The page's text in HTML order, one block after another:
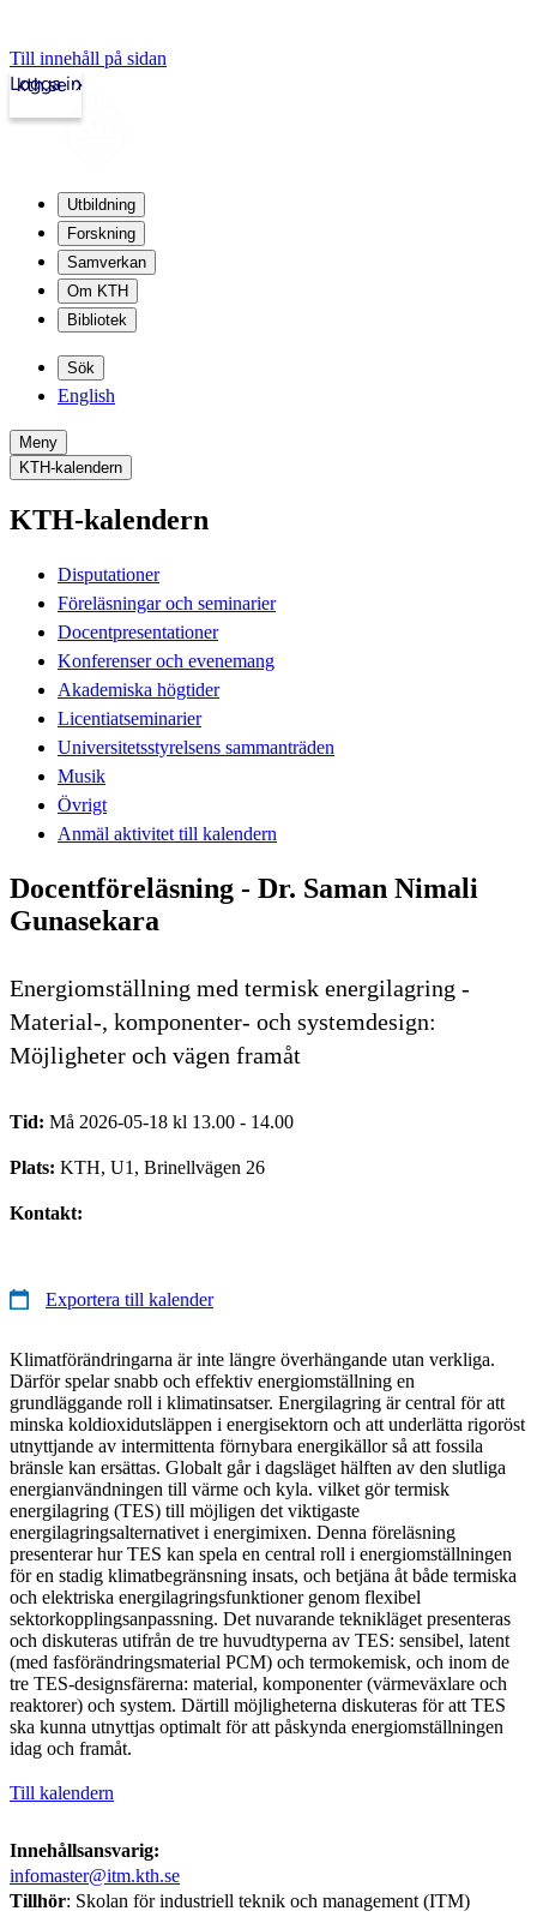
Till innehåll på sidan
kth.se
Logga in
Utbildning
Forskning
Samverkan
Om KTH
Bibliotek
Sök
English
Meny
KTH-kalendern
KTH-kalendern
Disputationer
Föreläsningar och seminarier
Docentpresentationer
Konferenser och evenemang
Akademiska högtider
Licentiatseminarier
Universitetsstyrelsens sammanträden
Musik
Övrigt
Anmäl aktivitet till kalendern
Docentföreläsning - Dr. Saman Nimali
Gunasekara
Energiomställning med termisk energilagring -
Material-, komponenter- och systemdesign:
Möjligheter och vägen framåt
Tid: Må 2026-05-18 kl 13.00 - 14.00
Plats: KTH, U1, Brinellvägen 26
Kontakt:
Exportera till kalender
Klimatförändringarna är inte längre överhängande utan verkliga.
Därför spelar snabb och effektiv energiomställning en
grundläggande roll i klimatinsatser. Energilagring är central för att
minska koldioxidutsläppen i energisektorn och att underlätta rigoröst
utnyttjande av intermittenta förnybara energikällor så att fossila
bränsle kan ersättas. Globalt går i dagsläget hälften av den slutliga
energianvändningen till värme och kyla. vilket gör termisk
energilagring (TES) till möjligen det viktigaste
energilagringsalternativet i energimixen. Denna föreläsning
presenterar hur TES kan spela en central roll i energiomställningen
för en stadig klimatbegränsning insats, och betjäna åt både termiska
och elektriska energilagringsfunktioner genom flexibel
sektorkopplingsanpassning. Det nuvarande teknikläget presenteras
och diskuteras utifrån de tre huvudtyperna av TES: sensibel, latent
(med fasförändringsmaterial PCM) och termokemisk, och inom de
tre TES-designsfärerna: material, komponenter (värmeväxlare och
reaktorer) och system. Därtill möjligheterna diskuteras för att TES
ska kunna utnyttjas optimalt för att påskynda energiomställningen
idag och framåt.
Till kalendern
Innehållsansvarig:
infomaster@itm.kth.se
Tillhör: Skolan för industriell teknik och management (ITM)